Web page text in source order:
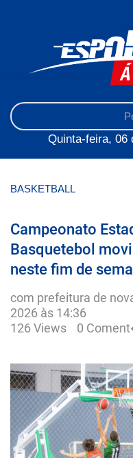
Quinta-feira, 06
BASKETBALL
Campeonato
Basquetebol
neste fim de
com prefeitura de
2026 às 14:36
126 Views
0